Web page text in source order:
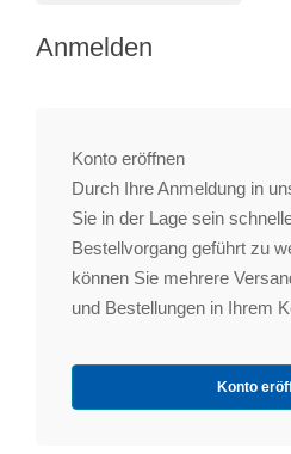
Anmelden
Konto eröffnen
Durch Ihre Anmeldung in
Sie in der Lage sein
Bestellvorgang geführt zu
können Sie mehrere
und Bestellungen in Ihrem
Konto